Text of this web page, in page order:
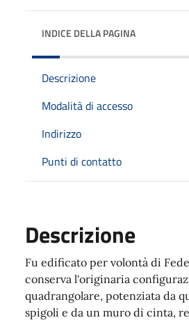
INDICE DELLA PAGINA
Descrizione
Modalità di accesso
Indirizzo
Punti di contatto
Descrizione
Fu edificato per volontà di
conserva l'originaria
quadrangolare, potenziata da
spigoli e da un muro di cinta,